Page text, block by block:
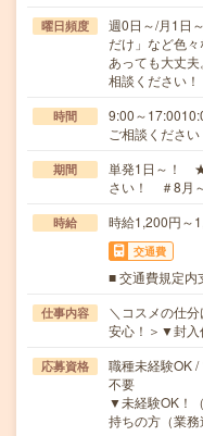
曜日頻度
週0日～/月1日
だけ」など色
あっても大丈
相談ください！
時間
9:00～
ご相談ください
期間
単発1日～！ ★
さい！ ＃8月
時給 時給1,200円～
交通費
■ 交通費規定内
仕事内容
＼コスメの仕
安心！＞▼封
応募資格
職種未経験OK
不要
▼未経験OK！
持ちの方（業